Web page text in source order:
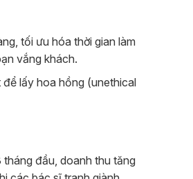
tối ưu hóa thời gian làm
vắng khách.
để lấy hoa hồng (unethical
đầu, doanh thu tăng